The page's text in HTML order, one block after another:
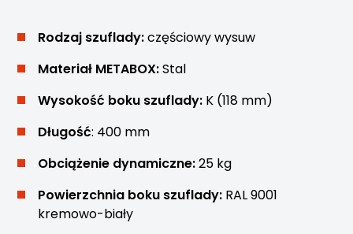
Rodzaj szuflady:częściowy wysuw
Materiał METABOX:Stal
Wysokość boku szuflady: K (118 mm)
Długość: 400 mm
Obciążenie dynamiczne:25 kg
Powierzchnia boku szuflady: RAL 9001
kremowo-biały